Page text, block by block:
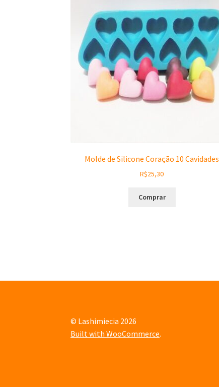
Molde de Silicone Coração 10 Cavidades
R$25,30
Comprar
© Lashimiecia 2026
Built with WooCommerce.